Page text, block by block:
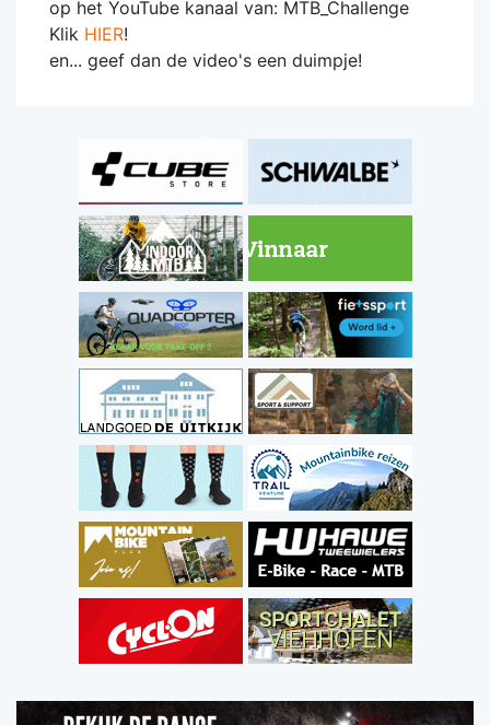
op het YouTube kanaal van: MTB_Challenge
Klik HIER!
en... geef dan de video's een duimpje!